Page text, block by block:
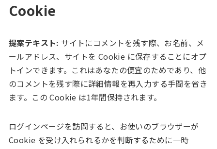
Cookie
提案テキスト: サイトにコメントを残す際、お名前、メ
ールアドレス、サイトを Cookie に保存することにオプ
トインできます。これはあなたの便宜のためであり、他
のコメントを残す際に詳細情報を再入力する手間を省き
ます。この Cookie は1年間保持されます。
ログインページを訪問すると、お使いのブラウザーが
Cookie を受け入れられるかを判断するために一時